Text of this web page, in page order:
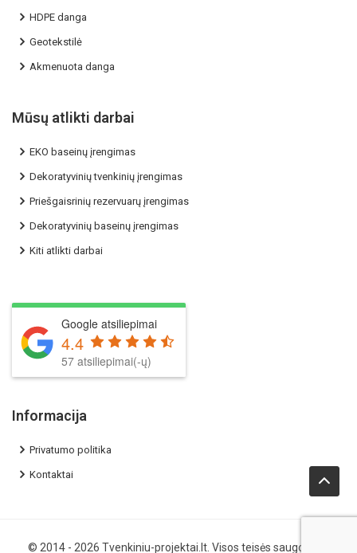
HDPE danga
Geotekstilė
Akmenuota danga
Mūsų atlikti darbai
EKO baseinų įrengimas
Dekoratyvinių tvenkinių įrengimas
Priešgaisrinių rezervuarų įrengimas
Dekoratyvinių baseinų įrengimas
Kiti atlikti darbai
Google atsiliepimai
4.4
57 atsiliepimai(-ų)
Informacija
Privatumo politika
Kontaktai
© 2014 - 2026 Tvenkiniu-projektai.lt . Visos teisės saugomos.